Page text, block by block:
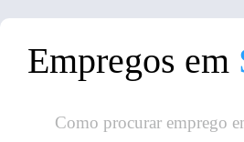
Empregos em
Como procurar emprego